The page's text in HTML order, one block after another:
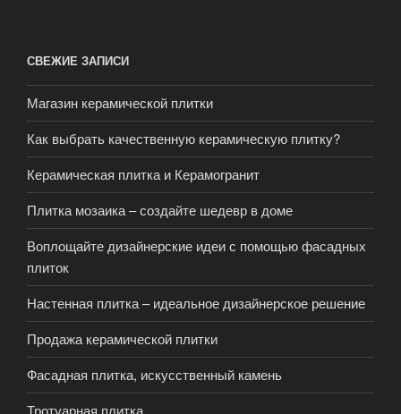
СВЕЖИЕ ЗАПИСИ
Магазин керамической плитки
Как выбрать качественную керамическую плитку?
Керамическая плитка и Керамогранит
Плитка мозаика – создайте шедевр в доме
Воплощайте дизайнерские идеи с помощью фасадных
плиток
Настенная плитка – идеальное дизайнерское решение
Продажа керамической плитки
Фасадная плитка, искусственный камень
Тротуарная плитка